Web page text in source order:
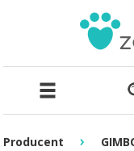
Producent ›